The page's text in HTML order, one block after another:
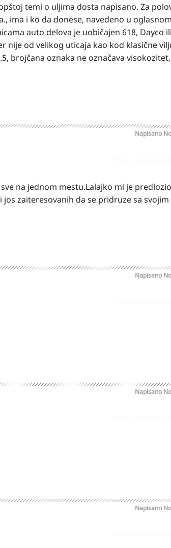
temi o uljima dosta napisano. Za
ima i ko da donese, navedeno u
auto delova je uobičajen 618, Dayco
nije od velikog uticaja kao kod klasične
brojčana oznaka ne označava
Napisano
na jednom mestu.Lalajko mi je
zaiteresovanih da se pridruze sa svojim
Napisano
Napisano
Napisano